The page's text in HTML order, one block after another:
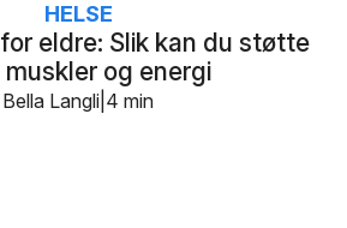
eldre: Slik kan du støtte
muskler og energi
HELSE
4 min
Bella Langli